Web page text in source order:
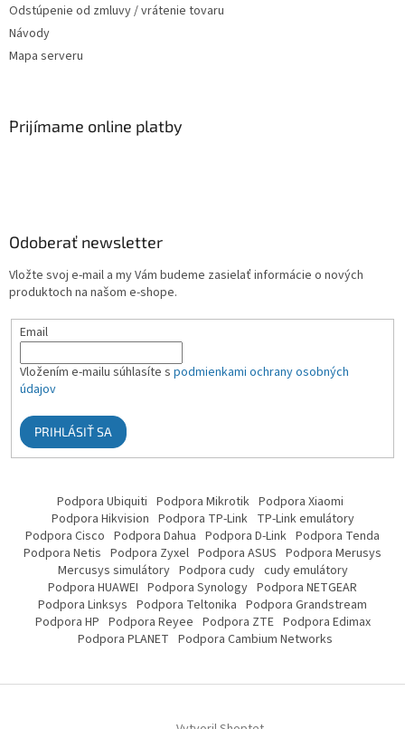
Odstúpenie od zmluvy / vrátenie tovaru
Návody
Mapa serveru
Prijímame online platby
Odoberať newsletter
Vložte svoj e-mail a my Vám budeme zasielať informácie o nových
produktoch na našom e-shope.
Email
Vložením e-mailu súhlasíte s podmienkami ochrany osobných
údajov
PRIHLÁSIŤ SA
Podpora Ubiquiti Podpora Mikrotik Podpora Xiaomi
Podpora Hikvision Podpora TP-Link TP-Link emulátory
Podpora Cisco Podpora Dahua Podpora D-Link Podpora Tenda
Podpora Netis Podpora Zyxel Podpora ASUS Podpora Merusys
Mercusys simulátory Podpora cudy cudy emulátory
Podpora HUAWEI Podpora Synology Podpora NETGEAR
Podpora Linksys Podpora Teltonika Podpora Grandstream
Podpora HP Podpora Reyee Podpora ZTE Podpora Edimax
Podpora PLANET Podpora Cambium Networks